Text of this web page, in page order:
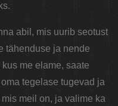
abil, mis uurib seotust
tähenduse ja nende
me elame, saate
tegelase tugevad ja
meil on, ja valime ka